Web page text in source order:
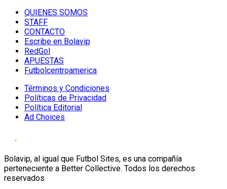
QUIENES SOMOS
STAFF
CONTACTO
Escribe en Bolavip
RedGol
APUESTAS
Futbolcentroamerica
Términos y Condiciones
Políticas de Privacidad
Política Editorial
Ad Choices
Bolavip, al igual que Futbol Sites, es una compañía
perteneciente a Better Collective. Todos los derechos
reservados